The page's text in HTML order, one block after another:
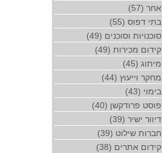
אחר (57)
בתי דפוס (55)
סוכנויות וסוכנים (49)
קידום מכירות (49)
מיתוג (45)
מחקר וייעוץ (44)
בימוי (43)
פוסט פרודקשן (40)
דיוור ישיר (39)
חברות שילוט (39)
קידום אתרים (38)